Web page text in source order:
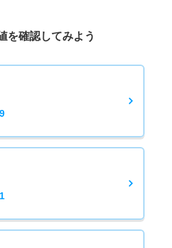
を確認してみよう